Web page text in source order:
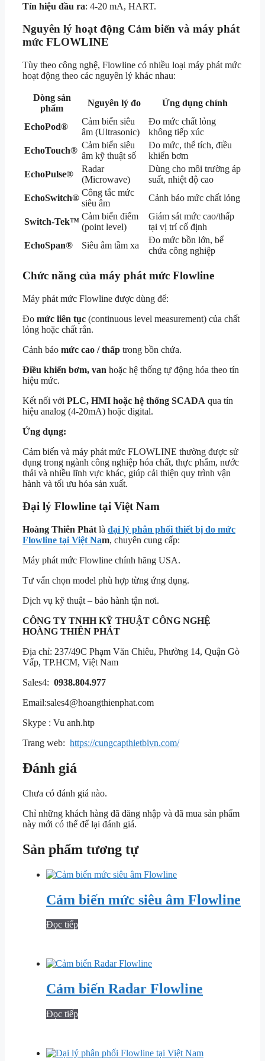
Tín hiệu đầu ra: 4-20 mA, HART.
Nguyên lý hoạt động Cảm biến và máy phát
mức FLOWLINE
Tùy theo công nghệ, Flowline có nhiều loại máy phát mức
hoạt động theo các nguyên lý khác nhau:
Dòng sản
phẩm
Nguyên lý đo Ứng dụng chính
EchoPod®
Cảm biến siêu
âm (Ultrasonic)
Đo mức chất lỏng
không tiếp xúc
EchoTouch®
Cảm biến siêu
âm kỹ thuật số
Đo mức, thể tích, điều
khiển bơm
EchoPulse®
Radar
(Microwave)
Dùng cho môi trường áp
suất, nhiệt độ cao
EchoSwitch®
Công tắc mức
siêu âm
Cảnh báo mức chất lỏng
Switch-Tek™
Cảm biến điểm
(point level)
Giám sát mức cao/thấp
tại vị trí cố định
EchoSpan®
Siêu âm tầm xa
Đo mức bồn lớn, bể
chứa công nghiệp
Chức năng của máy phát mức Flowline
Máy phát mức Flowline được dùng để:
Đo mức liên tục (continuous level measurement) của chất
lỏng hoặc chất rắn.
Cảnh báo mức cao / thấp trong bồn chứa.
Điều khiển bơm, van hoặc hệ thống tự động hóa theo tín
hiệu mức.
Kết nối với PLC, HMI hoặc hệ thống SCADA qua tín
hiệu analog (4-20mA) hoặc digital.
Ứng dụng:
Cảm biến và máy phát mức FLOWLINE thường được sử
dụng trong ngành công nghiệp hóa chất, thực phẩm, nước
thải và nhiều lĩnh vực khác, giúp cải thiện quy trình vận
hành và tối ưu hóa sản xuất.
Đại lý Flowline tại Việt Nam
Hoàng Thiên Phát là đại lý phân phối thiết bị đo mức
Flowline tại Việt Nam, chuyên cung cấp:
Máy phát mức Flowline chính hãng USA.
Tư vấn chọn model phù hợp từng ứng dụng.
Dịch vụ kỹ thuật – bảo hành tận nơi.
CÔNG TY TNHH KỸ THUẬT CÔNG NGHỆ
HOÀNG THIÊN PHÁT
Địa chỉ: 237/49C Phạm Văn Chiêu, Phường 14, Quận Gò
Vấp, TP.HCM, Việt Nam
Sales4: 0938.804.977
Email:sales4@hoangthienphat.com
Skype : Vu anh.htp
Trang web: https://cungcapthietbivn.com/
Đánh giá
Chưa có đánh giá nào.
Chỉ những khách hàng đã đăng nhập và đã mua sản phẩm
này mới có thể để lại đánh giá.
Sản phẩm tương tự
Cảm biến mức siêu âm Flowline
Đọc tiếp
Cảm biến Radar Flowline
Đọc tiếp